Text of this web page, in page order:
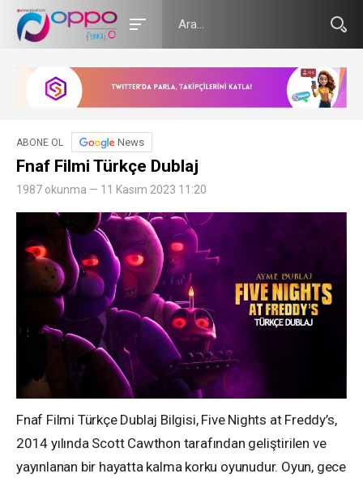
ABONE OL News
Fnaf Filmi Türkçe Dublaj
1987 okunma — 11 Kasım 2023 11:20
Fnaf Filmi Türkçe Dublaj Bilgisi, Five Nights at Freddy’s,
2014 yılında Scott Cawthon tarafından geliştirilen ve
yayınlanan bir hayatta kalma korku oyunudur. Oyun, gece